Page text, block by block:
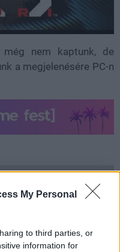
My Personal
to third parties, or
information for
nem kaptunk, de
a megjelenésére PC-n
(X)
strandröplabda-